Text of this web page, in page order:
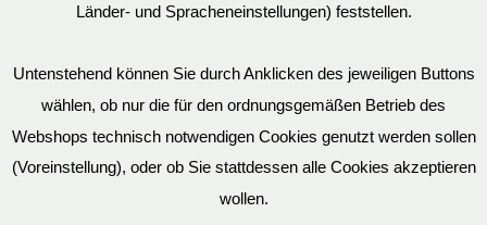
Mein Konto
Vertrag widerrufen
Länder- und Spracheneinstellungen) feststellen.
Untenstehend können Sie durch Anklicken des jeweiligen Buttons
wählen, ob nur die für den ordnungsgemäßen Betrieb des
Webshops technisch notwendigen Cookies genutzt werden sollen
(Voreinstellung), oder ob Sie stattdessen alle Cookies akzeptieren
wollen.